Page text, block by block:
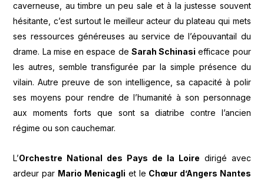
caverneuse, au timbre un peu sale et à la justesse souvent
hésitante, c’est surtout le meilleur acteur du plateau qui mets
ses ressources généreuses au service de l’épouvantail du
drame. La mise en espace de Sarah Schinasi efficace pour
les autres, semble transfigurée par la simple présence du
vilain. Autre preuve de son intelligence, sa capacité à polir
ses moyens pour rendre de l’humanité à son personnage
aux moments forts que sont sa diatribe contre l’ancien
régime ou son cauchemar.
L’Orchestre National des Pays de la Loire dirigé avec
ardeur par Mario Menicagli et le Chœur d’Angers Nantes